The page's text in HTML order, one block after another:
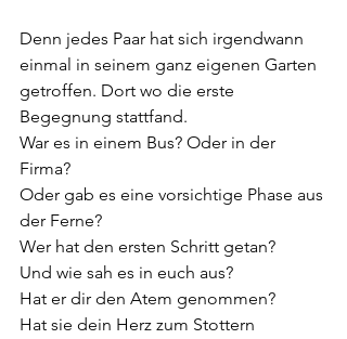
Denn jedes Paar hat sich irgendwann
einmal in seinem ganz eigenen Garten
getroffen. Dort wo die erste
Begegnung stattfand.
War es in einem Bus? Oder in der
Firma?
Oder gab es eine vorsichtige Phase aus
der Ferne?
Wer hat den ersten Schritt getan?
Und wie sah es in euch aus?
Hat er dir den Atem genommen?
Hat sie dein Herz zum Stottern